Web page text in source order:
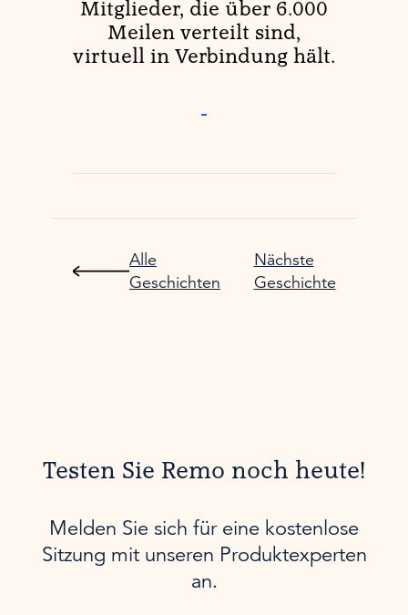
Mitglieder, die über 6.000
Meilen verteilt sind,
virtuell in Verbindung hält.
-
Alle
Geschichten
Nächste
Geschichte
Testen Sie Remo noch heute!
Melden Sie sich für eine kostenlose
Sitzung mit unseren Produktexperten
an.